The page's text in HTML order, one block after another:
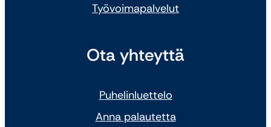
Työvoimapalvelut
Ota yhteyttä
Puhelinluettelo
Anna palautetta